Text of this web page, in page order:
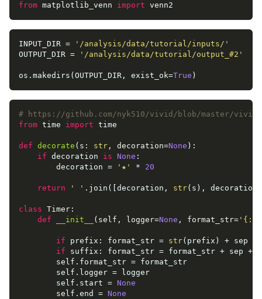
from matplotlib_venn import venn2
INPUT_DIR =
'/analysis/data/tutorial/inputs/'
OUTPUT_DIR =
'/analysis/data/tutorial/output_#2'
os.makedirs(OUTPUT_DIR, exist_ok=True )
# https://github.com/nyk510/vivid/blob/master/
from time import time
def decorate ( s: str , decoration=None ):
if decoration is None :
        decoration =
'★' * 20
return ' ' .join([decoration, str(s),
class Timer :
def
__init__ ( self, logger=None , format_str=
if prefix: format_str = str(prefix) + sep +
if suffix: format_str = format_str + sep +
        self.format_str = format_str
        self.logger = logger
        self.start =
None
        self.end =
None